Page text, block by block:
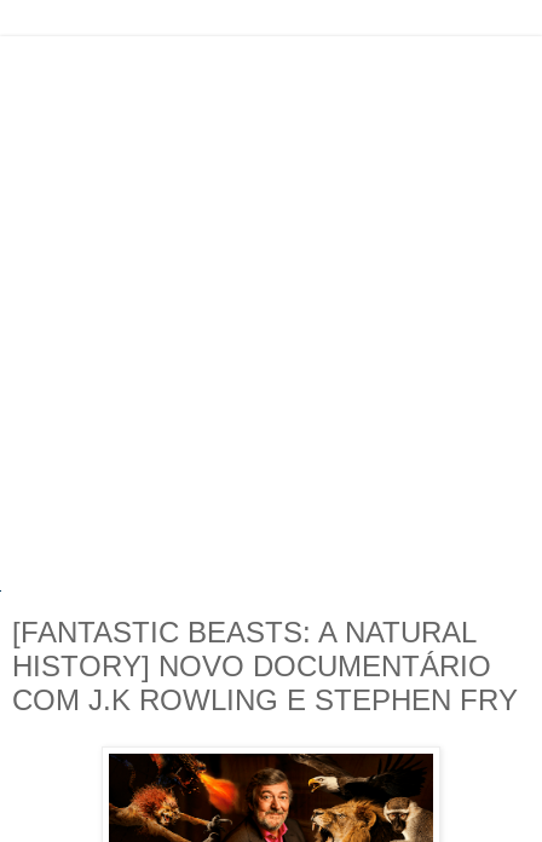
[FANTASTIC BEASTS: A NATURAL
HISTORY] NOVO DOCUMENTÁRIO
COM J.K ROWLING E STEPHEN FRY